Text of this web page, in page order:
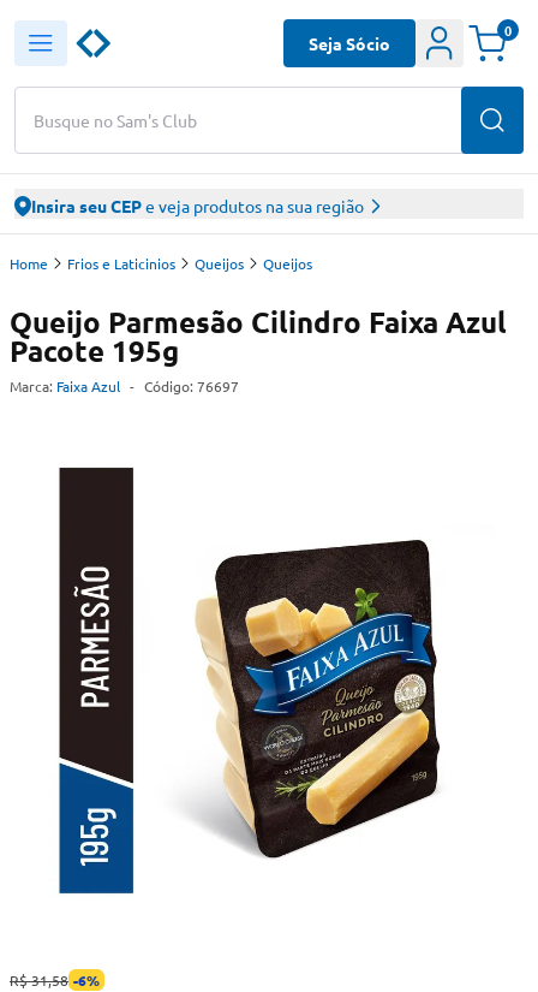
Busque no Sam's Club
Seja Sócio
0
Insira seu CEPe veja produtos na sua região
Home Frios e Laticinios Queijos Queijos
Queijo Parmesão Cilindro Faixa Azul
Pacote 195g
Marca: Faixa Azul - Código: 76697
R$ 31,58 -6%